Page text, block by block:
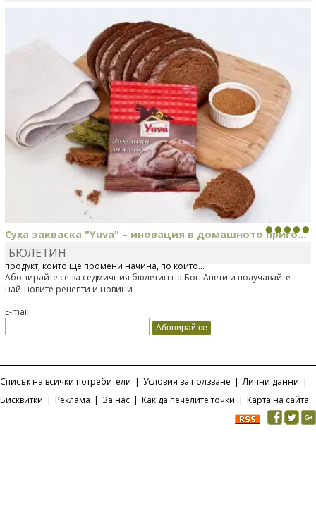
Суха закваска "Yuva" – иновация в домашното приго...
Отскоро Лесафр България стартира предлагането на изцяло нов
продукт, който ще промени начина, по който...
БЮЛЕТИН
Абонирайте се за седмичния бюлетин на Бон Апети и получавайте
най-новите рецепти и новини
E-mail:
Списък на всички потребители | Условия за ползване | Лични данни |
Бисквитки | Реклама | За нас | Как да печелите точки | Карта на сайта